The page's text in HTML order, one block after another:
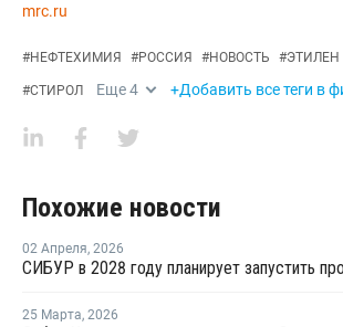
mrc.ru
#НЕФТЕХИМИЯ #РОССИЯ #НОВОСТЬ #ЭТИЛЕН
#СТИРОЛ Еще4 +Добавить все теги в
Похожие новости
02 Апреля, 2026
25 Марта, 2026